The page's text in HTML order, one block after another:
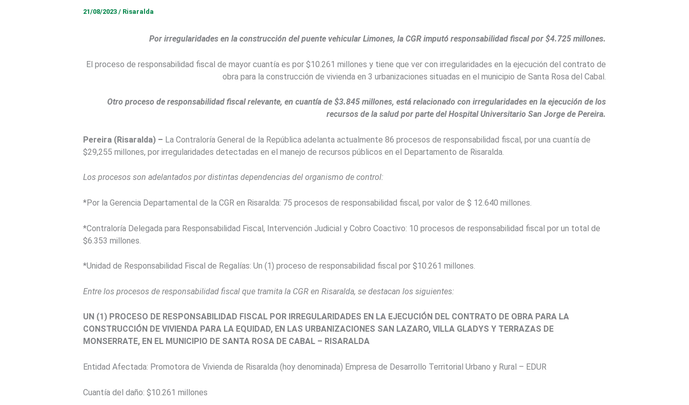
21/08/2023 / Risaralda
Por irregularidades en la construcción del puente vehicular Limones, la CGR imputó responsabilidad fiscal por $4.725 millones.
El proceso de responsabilidad fiscal de mayor cuantía es por $10.261 millones y tiene que ver con irregularidades en la ejecución del contrato de
obra para la construcción de vivienda en 3 urbanizaciones situadas en el municipio de Santa Rosa del Cabal.
Otro proceso de responsabilidad fiscal relevante, en cuantía de $3.845 millones, está relacionado con irregularidades en la ejecución de los
recursos de la salud por parte del Hospital Universitario San Jorge de Pereira.
Pereira (Risaralda) – La Contraloría General de la República adelanta actualmente 86 procesos de responsabilidad fiscal, por una cuantía de
$29,255 millones, por irregularidades detectadas en el manejo de recursos públicos en el Departamento de Risaralda.
Los procesos son adelantados por distintas dependencias del organismo de control:
*Por la Gerencia Departamental de la CGR en Risaralda: 75 procesos de responsabilidad fiscal, por valor de $ 12.640 millones.
*Contraloría Delegada para Responsabilidad Fiscal, Intervención Judicial y Cobro Coactivo: 10 procesos de responsabilidad fiscal por un total de
$6.353 millones.
*Unidad de Responsabilidad Fiscal de Regalías: Un (1) proceso de responsabilidad fiscal por $10.261 millones.
Entre los procesos de responsabilidad fiscal que tramita la CGR en Risaralda, se destacan los siguientes:
UN (1) PROCESO DE RESPONSABILIDAD FISCAL POR IRREGULARIDADES EN LA EJECUCIÓN DEL CONTRATO DE OBRA PARA LA
CONSTRUCCIÓN DE VIVIENDA PARA LA EQUIDAD, EN LAS URBANIZACIONES SAN LAZARO, VILLA GLADYS Y TERRAZAS DE
MONSERRATE, EN EL MUNICIPIO DE SANTA ROSA DE CABAL – RISARALDA
Entidad Afectada: Promotora de Vivienda de Risaralda (hoy denominada) Empresa de Desarrollo Territorial Urbano y Rural – EDUR
Cuantía del daño: $10.261 millones